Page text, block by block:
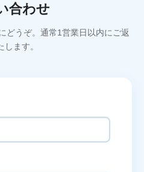
合わせ
どうぞ。通常1営業日以内にご返
します。